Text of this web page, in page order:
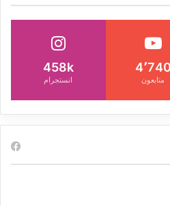
4٬740
متابعون
458k
انستجرام